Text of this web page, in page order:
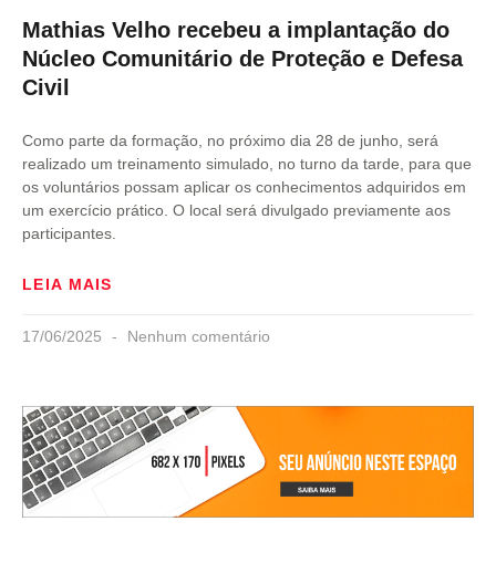
Mathias Velho recebeu a implantação do
Núcleo Comunitário de Proteção e Defesa
Civil
Como parte da formação, no próximo dia 28 de junho, será
realizado um treinamento simulado, no turno da tarde, para que
os voluntários possam aplicar os conhecimentos adquiridos em
um exercício prático. O local será divulgado previamente aos
participantes.
LEIA MAIS
17/06/2025 Nenhum comentário